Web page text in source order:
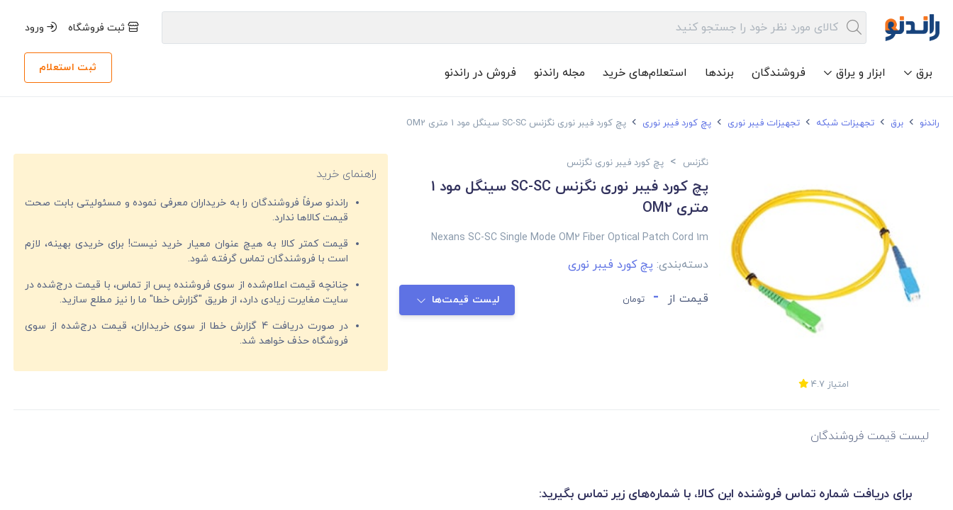
ثبت فروشگاه ورود
برق ابزار و یراق فروشندگان برندها استعلام‌های خرید مجله راندنو فروش در راندنو ثبت استعلام
راندنو برق تجهیزات شبکه تجهیزات فیبر نوری پچ کورد فیبر نوری پچ کورد فیبر نوری نگزنس SC-SC سینگل مود 1 متری OM2
امتیاز 4.7
نگزنس > پچ کورد فیبر نوری نگزنس
پچ کورد فیبر نوری نگزنس SC-SC سینگل مود 1
متری OM2
Nexans SC-SC Single Mode OM2 Fiber Optical Patch Cord 1m
دسته‌بندی: پچ کورد فیبر نوری
قیمت از - تومان لیست قیمت‌ها
راهنمای خرید
راندنو صرفاً فروشندگان را به خریداران معرفی نموده و مسئولیتی بابت صحت
قیمت‌ کالاها ندارد.
قیمت کمتر کالا به هیچ عنوان معیار خرید نیست! برای خریدی بهینه، لازم
است با فروشندگان تماس گرفته شود.
چنانچه قیمت اعلام‌شده از سوی فروشنده پس از تماس، با قیمت درج‌شده در
سایت مغایرت زیادی دارد، از طریق "گزارش خطا" ما را نیز مطلع سازید.
در صورت دریافت 4 گزارش خطا از سوی خریداران، قیمت درج‌شده از سوی
فروشگاه حذف خواهد شد.
لیست قیمت فروشندگان
برای دریافت شماره تماس فروشنده این کالا، با شماره‌های زیر تماس بگیرید: